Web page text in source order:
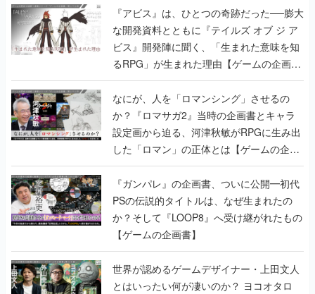
『アビス』は、ひとつの奇跡だった──膨大
な開発資料とともに『テイルズ オブ ジ ア
ビス』開発陣に聞く、「生まれた意味を知
るRPG」が生まれた理由【ゲームの企画
書】
なにが、人を「ロマンシング」させるの
か？『ロマサガ2』当時の企画書とキャラ
設定画から迫る、河津秋敏がRPGに生み出
した「ロマン」の正体とは【ゲームの企画
書】
『ガンパレ』の企画書、ついに公開━初代
PSの伝説的タイトルは、なぜ生まれたの
か？そして『LOOP8』へ受け継がれたもの
【ゲームの企画書】
世界が認めるゲームデザイナー・上田文人
とはいったい何が凄いのか？ ヨコオタロ